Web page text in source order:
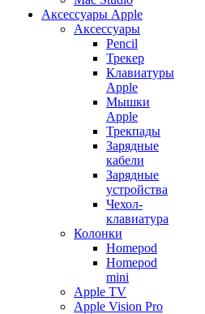
Аксессуары Apple
Аксессуары
Pencil
Трекер
Клавиатуры
Apple
Мышки
Apple
Трекпады
Зарядные
кабели
Зарядные
устройства
Чехол-
клавиатура
Колонки
Homepod
Homepod
mini
Apple TV
Apple Vision Pro